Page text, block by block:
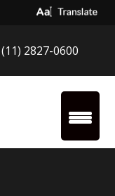
Select
(11) 2827-0600